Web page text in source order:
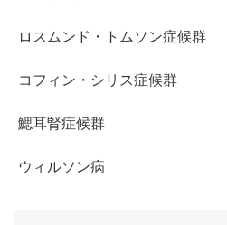
ロスムンド・トムソン症候群
コフィン・シリス症候群
鰓耳腎症候群
ウィルソン病